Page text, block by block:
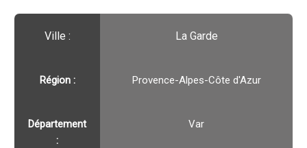
Ville :️ La Garde
Région :️ Provence-Alpes-Côte d'Azur
Département
:
Var